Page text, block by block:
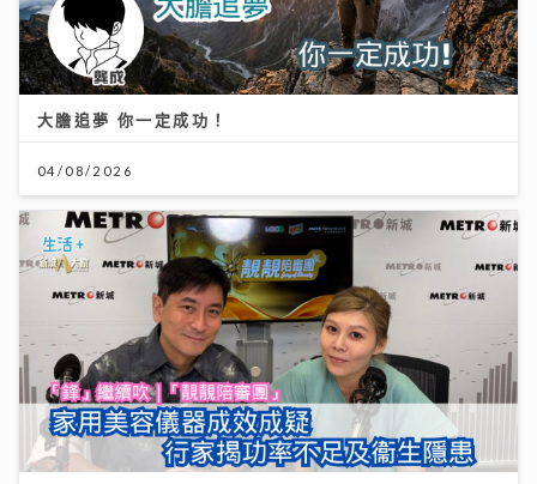
大膽追夢 你一定成功！
04/08/2026